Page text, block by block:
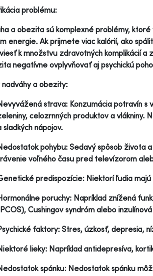
problému:
a obezita sú komplexné problémy,
energie. Ak prijmete viac kalórií, ako
k množstvu zdravotných komplikácií
negatívne ovplyvňovať aj psychickú
nadváhy a obezity:
strava: Konzumácia potravín s
celozrnných produktov a vlákniny.
sladkých nápojov.
pohybu: Sedavý spôsob života
voľného času pred televízorom
predispozície: Niektorí ľudia
poruchy: Napríklad znížená
Cushingov syndróm alebo
faktory: Stres, úzkosť, depresia,
lieky: Napríklad antidepresíva,
spánku: Nedostatok spánku